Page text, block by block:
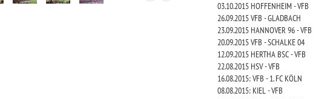
03.10.2015 HOFFENHEIM - VFB
26.09.2015 VFB - GLADBACH
23.09.2015 HANNOVER 96 - VFB
20.09.2015 VFB - SCHALKE 04
12.09.2015 HERTHA BSC - VFB
22.08.2015 HSV - VFB
16.08.2015: VFB - 1. FC KÖLN
08.08.2015: KIEL - VFB